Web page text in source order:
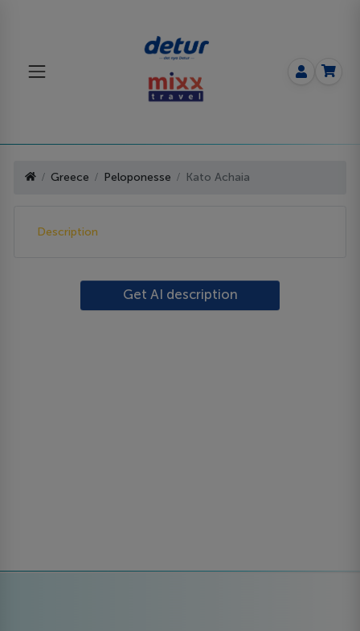
Greece Peloponesse Kato Achaia
Description
Get AI description